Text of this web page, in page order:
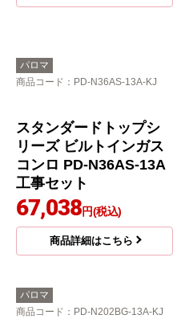
パロマ
商品コード ：PD-N36AS-13A-KJ
スタンダードトップシ
リーズ ビルトインガス
コンロ PD-N36AS-13A
工事セット
67,038円(税込)
商品詳細はこちら
パロマ
商品コード ：PD-N202BG-13A-KJ